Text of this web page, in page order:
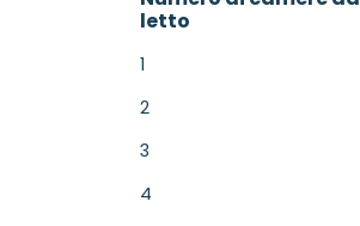
letto
1
2
3
4